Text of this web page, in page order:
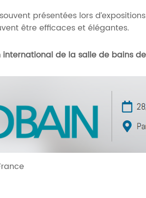
présentées lors
être efficaces et élégantes.
international de la salle de bains